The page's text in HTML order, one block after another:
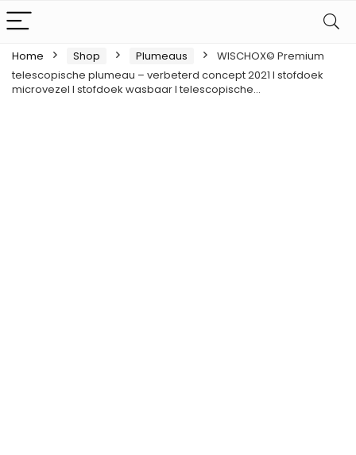
Home Shop Plumeaus
WISCHOX© Premium
telescopische plumeau – verbeterd concept 2021 I stofdoek
microvezel I stofdoek wasbaar I telescopische…